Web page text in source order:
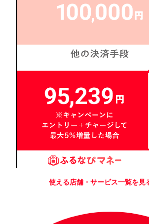
使える店舗・サービス一覧を見